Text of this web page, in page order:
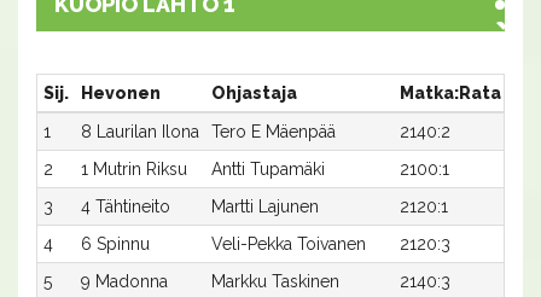
Sij. Hevonen Ohjastaja Matka:Rata
1
8 Laurilan Ilona Tero E Mäenpää 2140:2
2
1 Mutrin Riksu Antti Tupamäki 2100:1
3
4 Tähtineito Martti Lajunen 2120:1
4
6 Spinnu Veli-Pekka Toivanen 2120:3
5
9 Madonna Markku Taskinen 2140:3